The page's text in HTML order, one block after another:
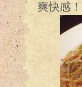
爽快感！